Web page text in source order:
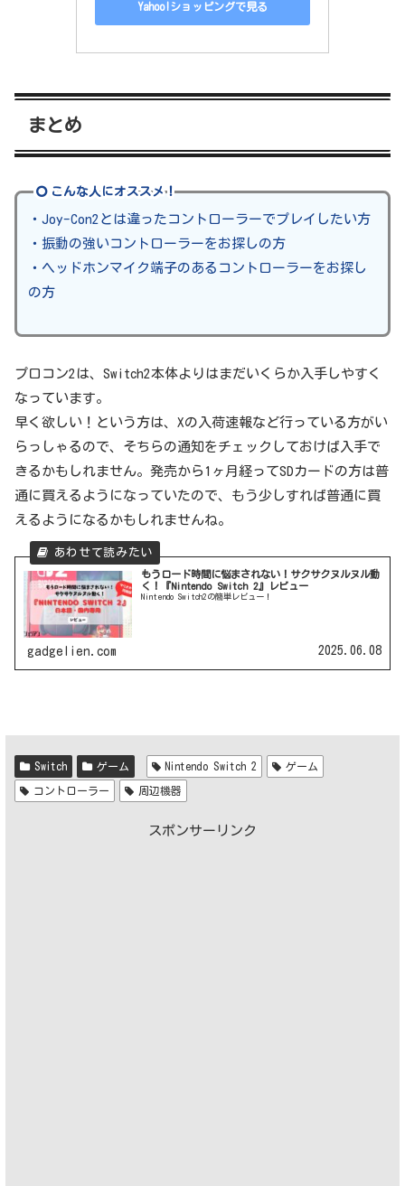
Yahoo!ショッピングで見る
まとめ
こんな人にオススメ！
・Joy-Con2とは違ったコントローラーでプレイしたい方
・振動の強いコントローラーをお探しの方
・ヘッドホンマイク端子のあるコントローラーをお探し
の方
プロコン2は、Switch2本体よりはまだいくらか入手しやすく
なっています。
早く欲しい！という方は、Xの入荷速報など行っている方がい
らっしゃるので、そちらの通知をチェックしておけば入手で
きるかもしれません。発売から1ヶ月経ってSDカードの方は普
通に買えるようになっていたので、もう少しすれば普通に買
えるようになるかもしれませんね。
もうロード時間に悩まされない！サクサクヌルヌル動
く！『Nintendo Switch 2』レビュー
Nintendo Switch2の簡単レビュー！
gadgelien.com 2025.06.08
Switch ゲーム Nintendo Switch 2 ゲーム
コントローラー 周辺機器
スポンサーリンク